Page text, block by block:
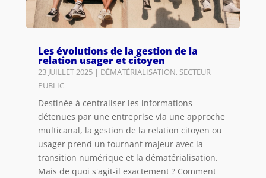
Les évolutions de la gestion de la
relation usager et citoyen
23 JUILLET 2025| DÉMATÉRIALISATION, SECTEUR
PUBLIC
Destinée à centraliser les informations
détenues par une entreprise via une approche
multicanal, la gestion de la relation citoyen ou
usager prend un tournant majeur avec la
transition numérique et la dématérialisation.
Mais de quoi s'agit-il exactement ? Comment